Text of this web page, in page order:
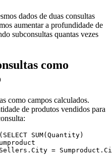
dados de duas consultas
aumentar a profundidade de
subconsultas quantas vezes
como
como campos calculados.
de produtos vendidos para
SUM(Quantity)
=